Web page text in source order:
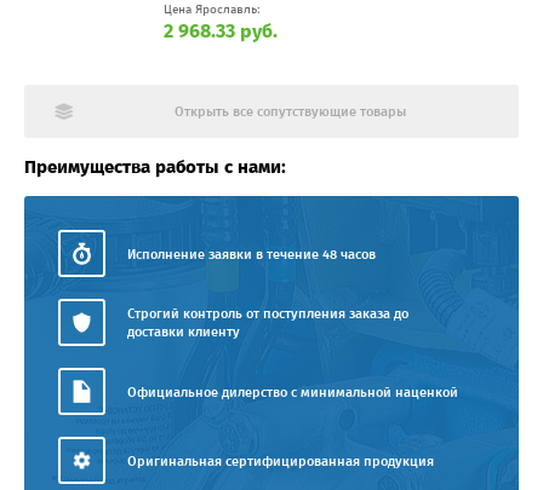
Цена Ярославль:
2 968.33 руб.
Открыть все сопутствующие товары
Преимущества работы с нами:
Исполнение заявки в течение 48 часов
Строгий контроль от поступления заказа до
доставки клиенту
Официальное дилерство с минимальной наценкой
Оригинальная сертифицированная продукция